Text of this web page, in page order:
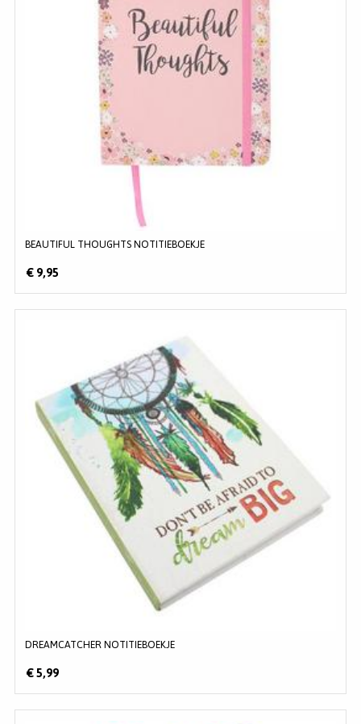
BEAUTIFUL THOUGHTS NOTITIEBOEKJE
€ 9,95
DREAMCATCHER NOTITIEBOEKJE
€ 5,99